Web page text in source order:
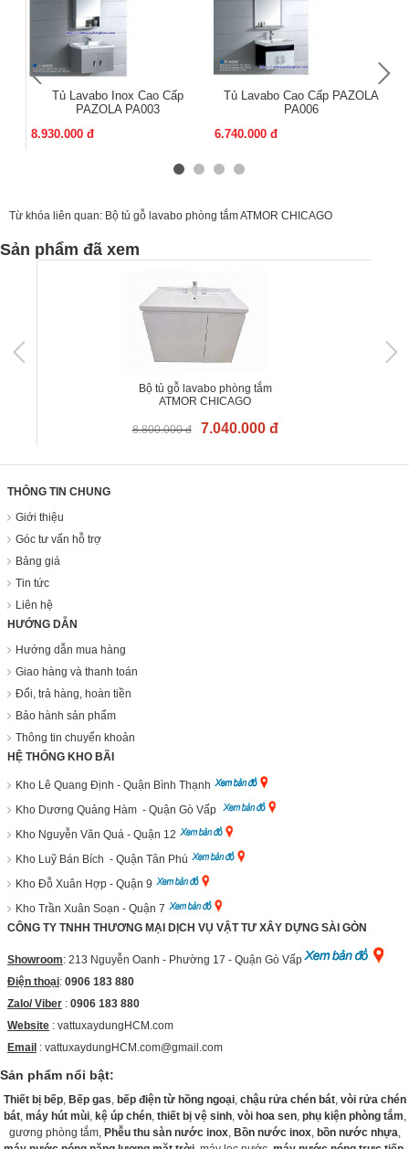
Tủ Lavabo Inox Cao Cấp
PAZOLA PA003
8.930.000 đ
Tủ Lavabo Cao Cấp PAZOLA
PA006
6.740.000 đ
Từ khóa liên quan: Bộ tủ gỗ lavabo phòng tắm ATMOR CHICAGO
Sản phẩm đã xem
Bộ tủ gỗ lavabo phòng tắm
ATMOR CHICAGO
8.800.000 đ 7.040.000 đ
THÔNG TIN CHUNG
Giới thiệu
Góc tư vấn hỗ trợ
Bảng giá
Tin tức
Liên hệ
HƯỚNG DẪN
Hướng dẫn mua hàng
Giao hàng và thanh toán
Đổi, trả hàng, hoàn tiền
Bảo hành sản phẩm
Thông tin chuyển khoản
HỆ THỐNG KHO BÃI
Kho Lê Quang Định - Quận Bình Thạnh
Kho Dương Quảng Hàm - Quận Gò Vấp
Kho Nguyễn Văn Quá - Quận 12
Kho Luỹ Bán Bích - Quận Tân Phú
Kho Đỗ Xuân Hợp - Quận 9
Kho Trần Xuân Soạn - Quận 7
CÔNG TY TNHH THƯƠNG MẠI DỊCH VỤ VẬT TƯ XÂY DỰNG SÀI GÒN
Showroom: 213 Nguyễn Oanh - Phường 17 - Quận Gò Vấp
Điện thoại: 0906 183 880
Zalo/ Viber : 0906 183 880
Website : vattuxaydungHCM.com
Email : vattuxaydungHCM.com@gmail.com
Sản phẩm nổi bật:
Thiết bị bếp, Bếp gas, bếp điện từ hồng ngoại, chậu rửa chén bát, vòi rửa chén
bát, máy hút mùi, kệ úp chén, thiết bị vệ sinh, vòi hoa sen, phụ kiện phòng tắm,
gương phòng tắm, Phễu thu sàn nước inox, Bồn nước inox, bồn nước nhựa,